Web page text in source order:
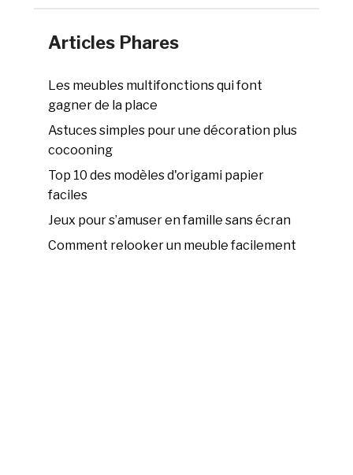
Articles Phares
Les meubles multifonctions qui font
gagner de la place
Astuces simples pour une décoration plus
cocooning
Top 10 des modèles d'origami papier
faciles
Jeux pour s’amuser en famille sans écran
Comment relooker un meuble facilement